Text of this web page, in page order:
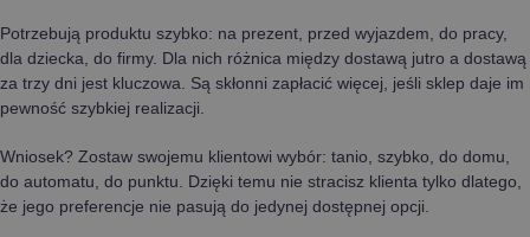
Potrzebują produktu szybko: na prezent, przed wyjazdem, do pracy,
dla dziecka, do firmy. Dla nich różnica między dostawą jutro a dostawą
za trzy dni jest kluczowa. Są skłonni zapłacić więcej, jeśli sklep daje im
pewność szybkiej realizacji.
Wniosek? Zostaw swojemu klientowi wybór: tanio, szybko, do domu,
do automatu, do punktu. Dzięki temu nie stracisz klienta tylko dlatego,
że jego preferencje nie pasują do jedynej dostępnej opcji.